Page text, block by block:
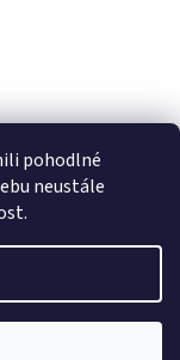
pohodlné
neustále
vyhrazena.